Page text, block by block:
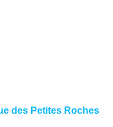
des Petites Roches